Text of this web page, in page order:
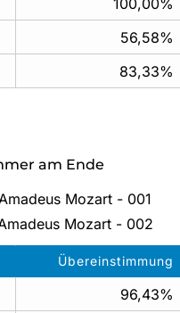
100,00%
56,58%
83,33%
am Ende
Mozart - 001
Mozart - 002
Übereinstimmung
96,43%